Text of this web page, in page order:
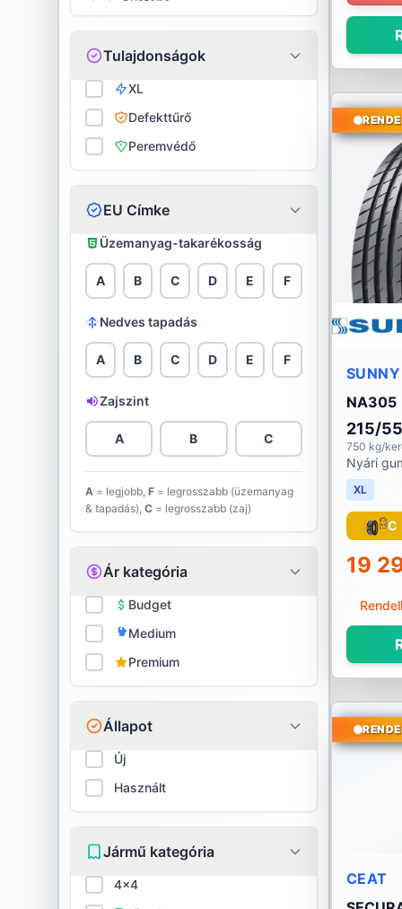
BFGoodrich
Bridgestone
Cooper
Davanti
Debica
Diamondback
Diplomat
Double Star
Dunlop
Evergreen
Fortune
GITI
Goodride
Tulajdonságok
XL
Defekttűrő
Peremvédő
EU Címke
Üzemanyag-takarékosság
A B C D E F
Nedves tapadás
A B C D E F
Zajszint
A B C
A = legjobb, F = legrosszabb (üzemanyag
& tapadás), C = legrosszabb (zaj)
Ár kategória
Budget
Medium
Premium
Állapot
Új
Használt
Jármű kategória
4x4
SUNNY
NA305
215/
750 kg/
Nyári
XL
C
19
CEAT